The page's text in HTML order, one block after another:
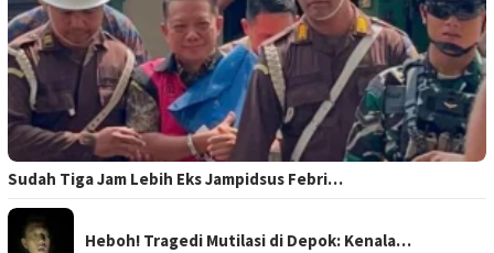
Sudah Tiga Jam Lebih Eks Jampidsus Febri…
Heboh! Tragedi Mutilasi di Depok: Kenala…